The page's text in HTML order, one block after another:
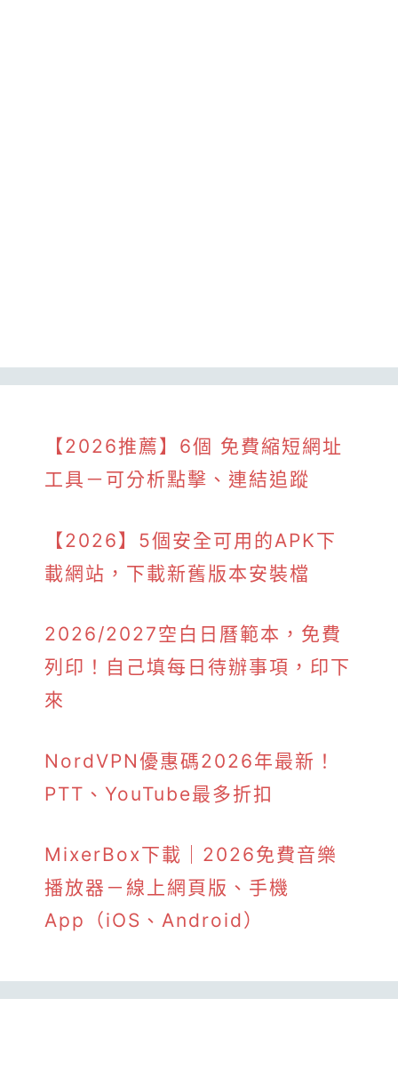
【2026推薦】6個 免費縮短網址
工具－可分析點擊、連結追蹤
【2026】5個安全可用的APK下
載網站，下載新舊版本安裝檔
2026/2027空白日曆範本，免費
列印！自己填每日待辦事項，印下
來
NordVPN優惠碼2026年最新！
PTT、YouTube最多折扣
MixerBox下載｜2026免費音樂
播放器－線上網頁版、手機
App（iOS、Android）